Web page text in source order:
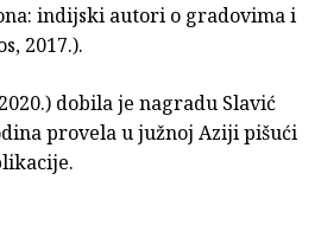
indijski autori o gradovima i
2017.).
dobila je nagradu Slavić
provela u južnoj Aziji pišući